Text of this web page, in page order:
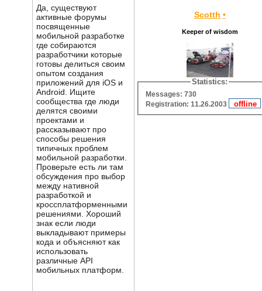
Да, существуют
активные форумы
посвященные
мобильной разработке
где собираются
разработчики которые
готовы делиться своим
опытом создания
приложений для iOS и
Android. Ищите
сообщества где люди
делятся своими
проектами и
рассказывают про
способы решения
типичных проблем
мобильной разработки.
Проверьте есть ли там
обсуждения про выбор
между нативной
разработкой и
кроссплатформенными
решениями. Хороший
знак если люди
выкладывают примеры
кода и объясняют как
использовать
различные API
мобильных платформ.
Scotth •
Keeper of wisdom
Statistics:
Messages: 730
Registration: 11.26.2003